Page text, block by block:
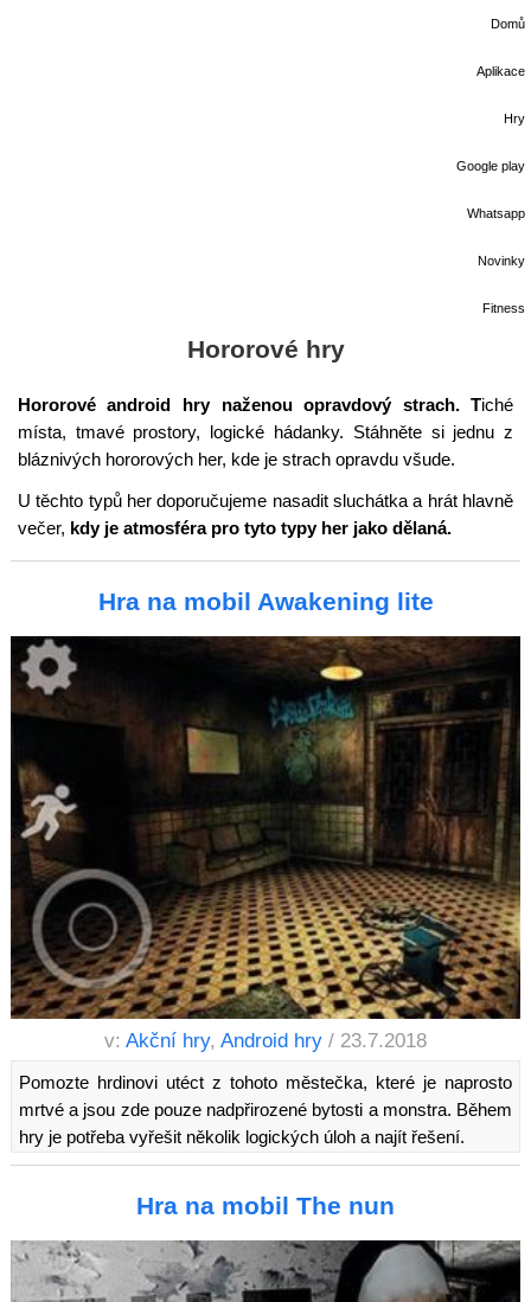
Domů
Aplikace
Hry
Google play
Whatsapp
Novinky
Fitness
Hororové hry
Hororové android hry naženou opravdový strach. Tiché
místa, tmavé prostory, logické hádanky. Stáhněte si jednu z
bláznivých hororových her, kde je strach opravdu všude.
U těchto typů her doporučujeme nasadit sluchátka a hrát hlavně
večer, kdy je atmosféra pro tyto typy her jako dělaná.
Hra na mobil Awakening lite
v: Akční hry, Android hry / 23.7.2018
Pomozte hrdinovi utéct z tohoto městečka, které je naprosto
mrtvé a jsou zde pouze nadpřirozené bytosti a monstra. Během
hry je potřeba vyřešit několik logických úloh a najít řešení.
Hra na mobil The nun